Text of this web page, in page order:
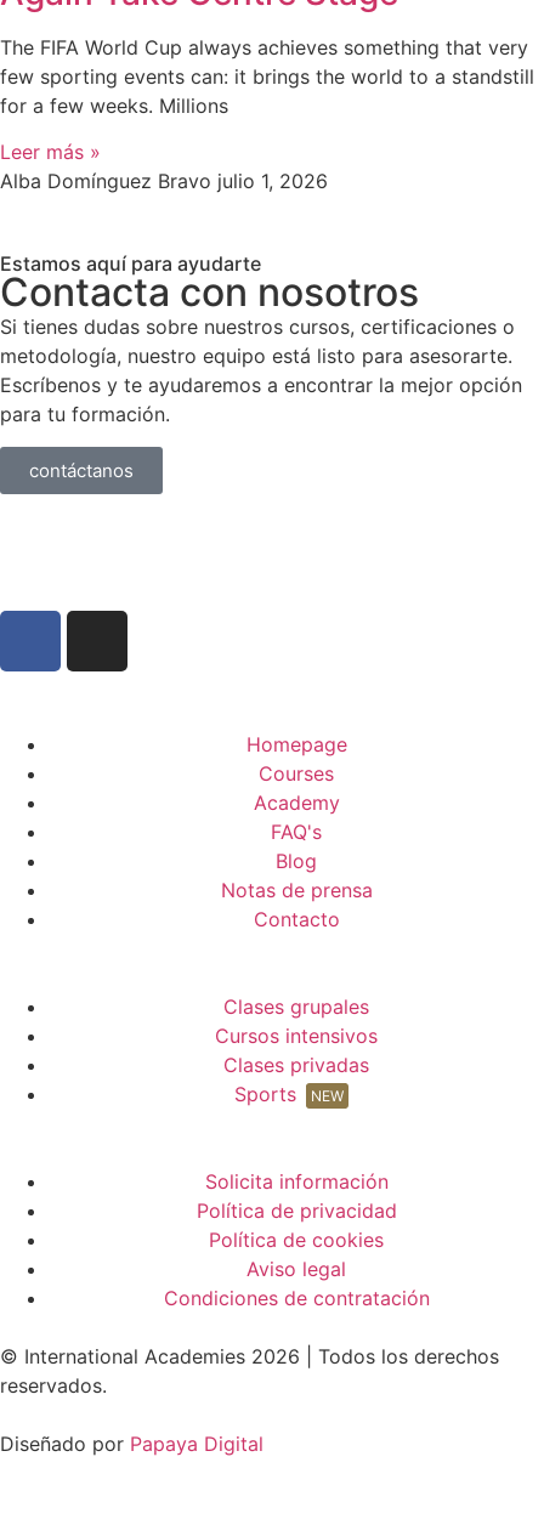
The FIFA World Cup always achieves something that very
few sporting events can: it brings the world to a standstill
for a few weeks. Millions
Leer más »
Alba Domínguez Bravo julio 1, 2026
Estamos aquí para ayudarte
Contacta con nosotros
Si tienes dudas sobre nuestros cursos, certificaciones o
metodología, nuestro equipo está listo para asesorarte.
Escríbenos y te ayudaremos a encontrar la mejor opción
para tu formación.
contáctanos
Homepage
Courses
Academy
FAQ's
Blog
Notas de prensa
Contacto
Clases grupales
Cursos intensivos
Clases privadas
Sports
NEW
Solicita información
Política de privacidad
Política de cookies
Aviso legal
Condiciones de contratación
© International Academies 2026 | Todos los derechos
reservados.
Diseñado por Papaya Digital